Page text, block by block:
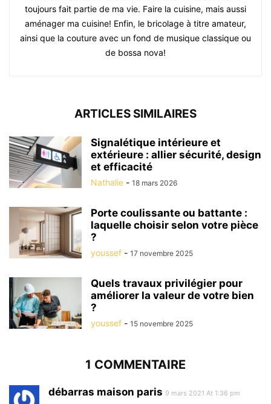
toujours fait partie de ma vie. Faire la cuisine, mais aussi
aménager ma cuisine! Enfin, le bricolage à titre amateur,
ainsi que la couture avec un fond de musique classique ou
de bossa nova!
ARTICLES SIMILAIRES
Signalétique intérieure et
extérieure : allier sécurité, design
et efficacité
Nathalie - 18 mars 2026
Porte coulissante ou battante :
laquelle choisir selon votre pièce
?
youssef - 17 novembre 2025
Quels travaux privilégier pour
améliorer la valeur de votre bien
?
youssef - 15 novembre 2025
1 COMMENTAIRE
débarras maison paris 9 mars 2021 At 1:36 pm